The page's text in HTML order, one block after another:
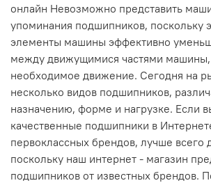
онлайн Невозможно представить
упоминания подшипников, поскольку
элементы машины эффективно
между движущимися частями машины,
необходимое движение. Сегодня на
несколько видов подшипников,
назначению, форме и нагрузке. Если
качественные подшипники в
первоклассных брендов, лучше всего
поскольку наш интернет - магазин
подшипников от известных брендов.